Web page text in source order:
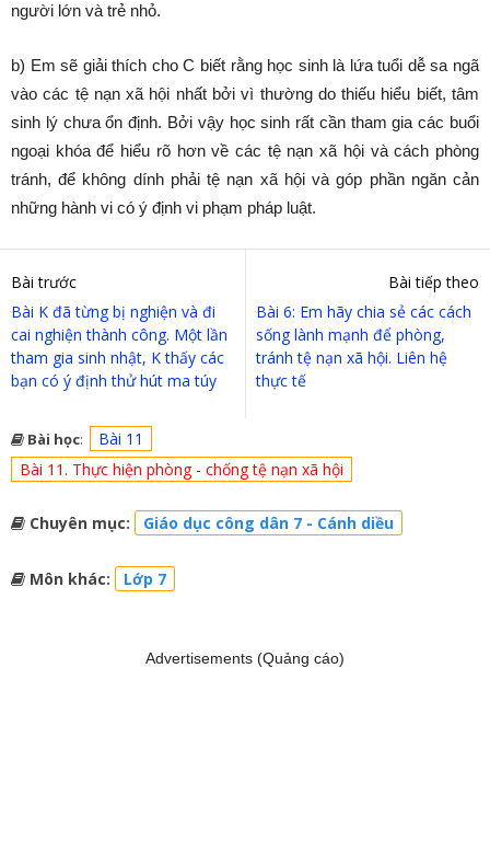
người lớn và trẻ nhỏ.
b) Em sẽ giải thích cho C biết rằng học sinh là lứa tuổi dễ sa ngã
vào các tệ nạn xã hội nhất bởi vì thường do thiếu hiểu biết, tâm
sinh lý chưa ổn định. Bởi vậy học sinh rất cần tham gia các buổi
ngoại khóa để hiểu rõ hơn về các tệ nạn xã hội và cách phòng
tránh, để không dính phải tệ nạn xã hội và góp phần ngăn cản
những hành vi có ý định vi phạm pháp luật.
Bài trước
Bài K đã từng bị nghiện và đi
cai nghiện thành công. Một lần
tham gia sinh nhật, K thấy các
bạn có ý định thử hút ma túy
Bài tiếp theo
Bài 6: Em hãy chia sẻ các cách
sống lành mạnh để phòng,
tránh tệ nạn xã hội. Liên hệ
thực tế
Bài học:
Bài 11
Bài 11. Thực hiện phòng - chống tệ nạn xã hội
Chuyên mục: Giáo dục công dân 7 - Cánh diều
Môn khác: Lớp 7
Advertisements (Quảng cáo)